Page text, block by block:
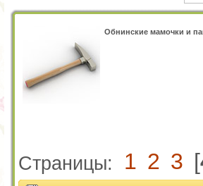
Обнинские мамочки и
Страницы: 1 2 3 [